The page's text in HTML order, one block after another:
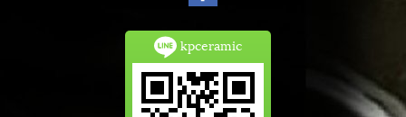
kpceramic